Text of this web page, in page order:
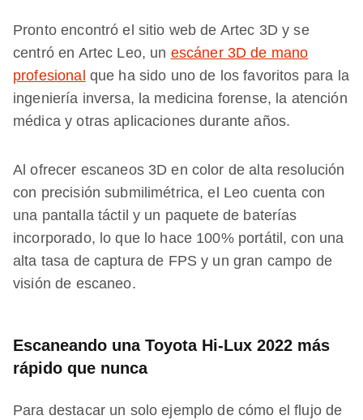
Pronto encontró el sitio web de Artec 3D y se
centró en Artec Leo, un escáner 3D de mano
profesional que ha sido uno de los favoritos para la
ingeniería inversa, la medicina forense, la atención
médica y otras aplicaciones durante años.
Al ofrecer escaneos 3D en color de alta resolución
con precisión submilimétrica, el Leo cuenta con
una pantalla táctil y un paquete de baterías
incorporado, lo que lo hace 100% portátil, con una
alta tasa de captura de FPS y un gran campo de
visión de escaneo.
Escaneando una Toyota Hi-Lux 2022 más
rápido que nunca
Para destacar un solo ejemplo de cómo el flujo de